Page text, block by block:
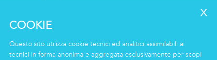
Logistics & Care
Servizio Eco Clean
COOKIE
Questo sito utilizza cookie tecnici ed analitici assimilabili ai
tecnici in forma anonima e aggregata esclusivamente per scopi